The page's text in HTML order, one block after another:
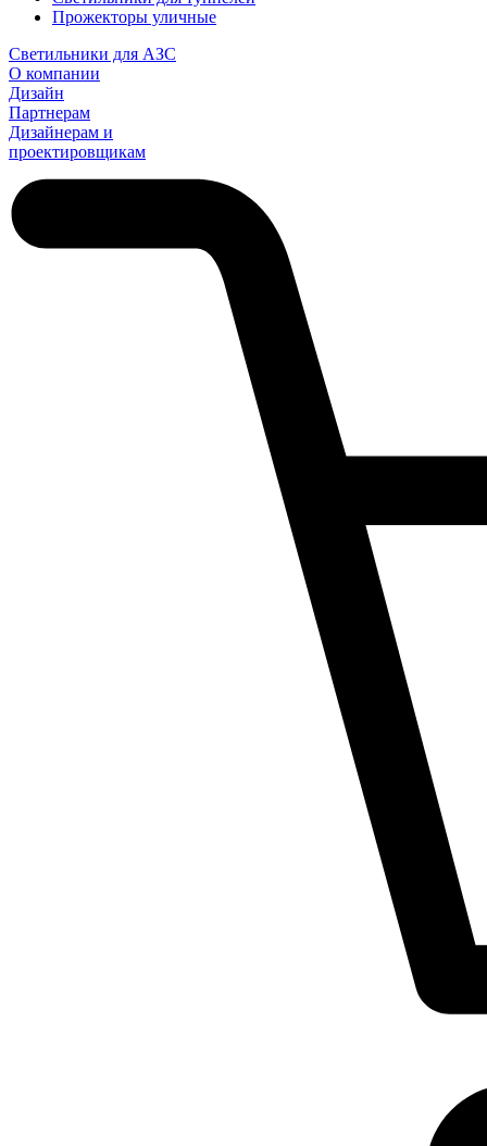
Прожекторы уличные
Светильники для АЗС
О компании
Дизайн
Партнерам
Дизайнерам и
проектировщикам